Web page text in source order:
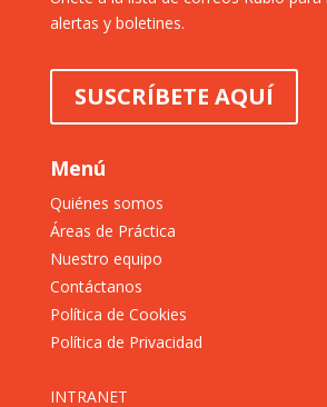
alertas y boletines.
SUSCRÍBETE AQUÍ
Menú
Quiénes somos
Áreas de Práctica
Nuestro equipo
Contáctanos
Política de Cookies
Política de Privacidad
INTRANET